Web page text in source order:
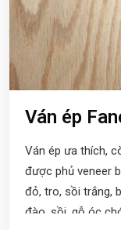
Ván ép
Ván ép ưa thích,
được phủ veneer
đỏ, tro, sồi trắng,
đào, sồi, gỗ óc